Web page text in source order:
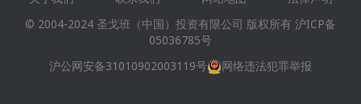
Footer
menu
© 2004-2024 圣戈班（中国）投资有限公司 版权所有 沪ICP备
05036785号
沪公网安备31010902003119号
网络违法犯罪举报